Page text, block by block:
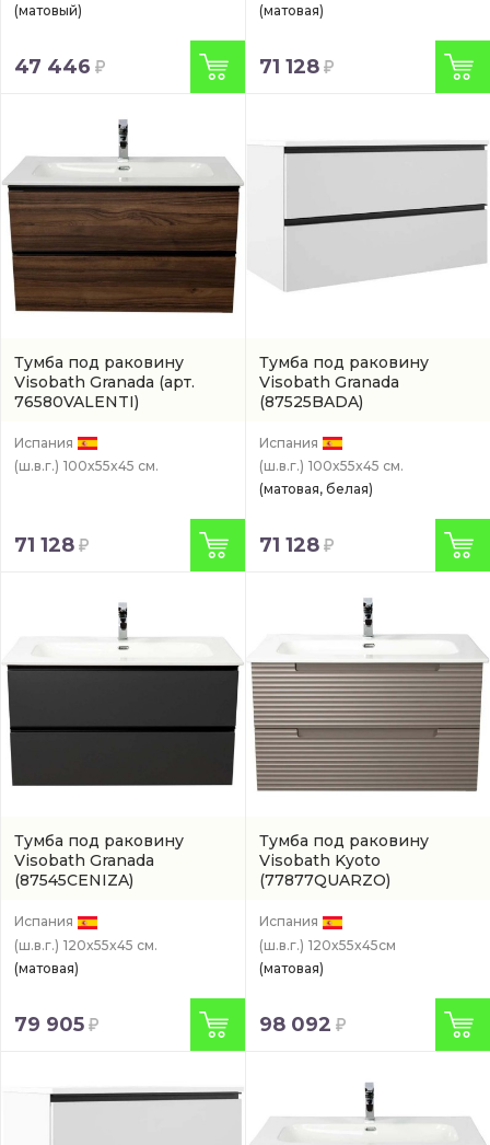
(матовый)
47 446
(матовая)
71 128
Тумба под раковину
Visobath Granada (арт.
76580VALENTI)
Испания
(ш.в.г.) 100x55x45 см.
71 128
Тумба под раковину
Visobath Granada
(87525BADA)
Испания
(ш.в.г.) 100x55x45 см.
(матовая, белая)
71 128
Тумба под раковину
Visobath Granada
(87545CENIZA)
Испания
(ш.в.г.) 120x55x45 см.
(матовая)
79 905
Тумба под раковину
Visobath Kyoto
(77877QUARZO)
Испания
(ш.в.г.) 120x55x45см
(матовая)
98 092